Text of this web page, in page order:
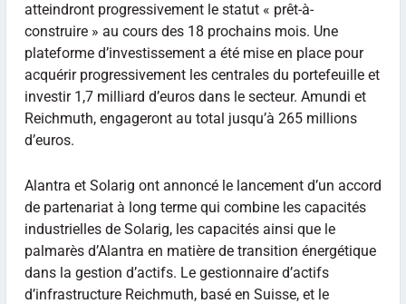
atteindront progressivement le statut « prêt-à-
construire » au cours des 18 prochains mois. Une
plateforme d’investissement a été mise en place pour
acquérir progressivement les centrales du portefeuille et
investir 1,7 milliard d’euros dans le secteur. Amundi et
Reichmuth, engageront au total jusqu’à 265 millions
d’euros.
Alantra et Solarig ont annoncé le lancement d’un accord
de partenariat à long terme qui combine les capacités
industrielles de Solarig, les capacités ainsi que le
palmarès d’Alantra en matière de transition énergétique
dans la gestion d’actifs. Le gestionnaire d’actifs
d’infrastructure Reichmuth, basé en Suisse, et le